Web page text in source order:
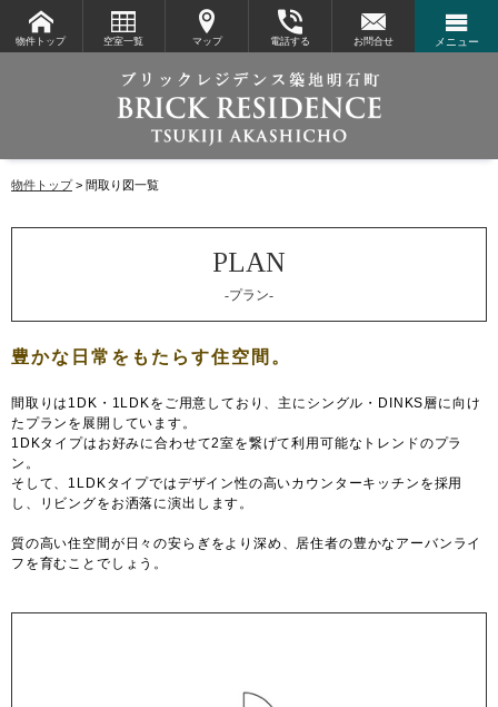
物件トップ 空室一覧 マップ 電話する お問合せ メニュー
物件トップ 間取り図一覧
-プラン-
間取りは1DK・1LDKをご用意しており、主にシングル・DINKS層に向け
たプランを展開しています。
1DKタイプはお好みに合わせて2室を繋げて利用可能なトレンドのプラ
ン。
そして、1LDKタイプではデザイン性の高いカウンターキッチンを採用
し、リビングをお洒落に演出します。
質の高い住空間が日々の安らぎをより深め、居住者の豊かなアーバンライ
フを育むことでしょう。